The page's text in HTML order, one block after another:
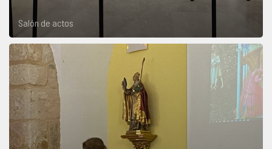
Salón de actos